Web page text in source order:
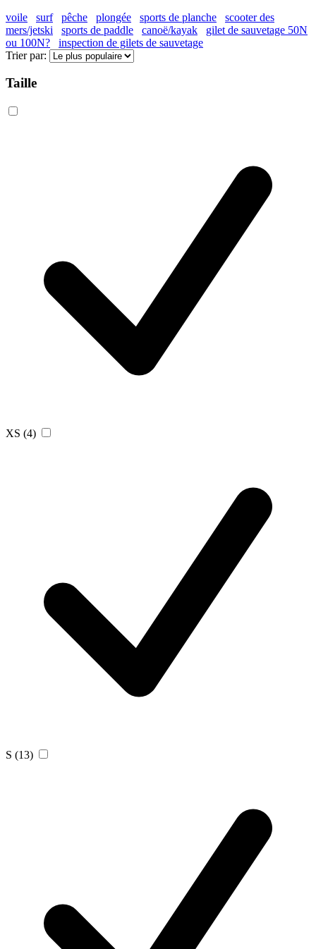
voile surf pêche plongée sports de planche
scooter des
mers/jetski
sports de paddle canoë/kayak
gilet de sauvetage 50N
ou 100N?
inspection de gilets de sauvetage
Trier par:
Taille
XS (4)
S (13)